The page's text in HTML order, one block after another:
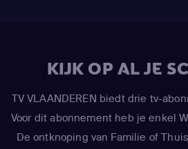
KIJK OP AL JE
TV VLAANDEREN biedt drie tv-
Voor dit abonnement heb je enkel
De ontknoping van Familie of